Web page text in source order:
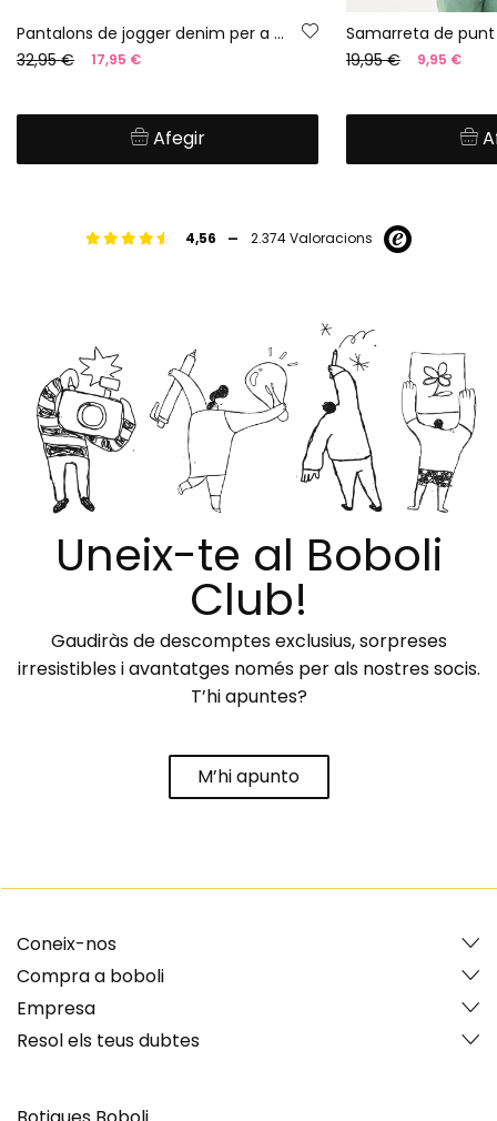
Pantalons de jogger denim per a nen en color gris
32,95 €
17,95 €
Afegir
19,95 € 9,95 €
4,56 - 2.374 Valoracions
Uneix-te al Boboli
Club!
Gaudiràs de descomptes exclusius, sorpreses
irresistibles i avantatges només per als nostres socis.
T’hi apuntes?
M’hi apunto
Coneix-nos
Compra a boboli
Empresa
Resol els teus dubtes